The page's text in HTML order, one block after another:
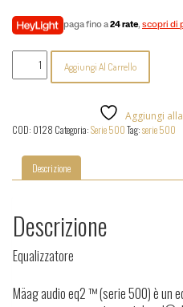
paga fino a24 rate, scopri di
-
quantità
Aggiungi Al Carrello
Aggiungi
COD: 0128 Categoria:Serie 500Tag:serie 500
Descrizione
Descrizione
Equalizzatore
Mäag audio eq2 ™ (serie 500) è un